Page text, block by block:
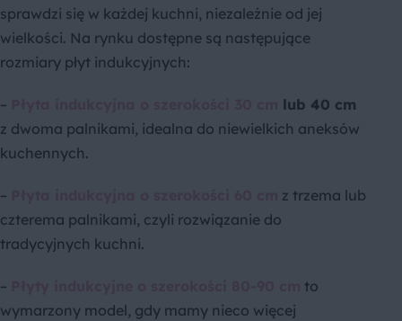
sprawdzi się w każdej kuchni, niezależnie od jej
wielkości. Na rynku dostępne są następujące
rozmiary płyt indukcyjnych:
–
lub 40 cm
z dwoma palnikami, idealna do niewielkich aneksów
kuchennych.
–
z trzema lub
czterema palnikami, czyli rozwiązanie do
tradycyjnych kuchni.
–
to
wymarzony model, gdy mamy nieco więcej